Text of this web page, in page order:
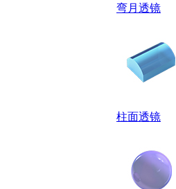
弯月透镜
柱面透镜